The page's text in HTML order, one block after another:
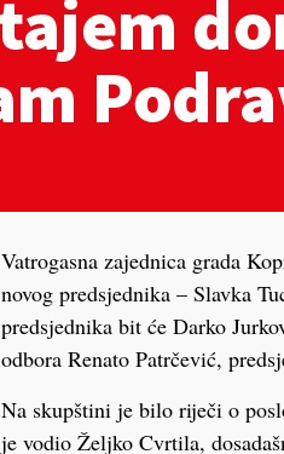
Vatrogasna zajednica grada
novog predsjednika – Slavka
predsjednika bit će Darko
odbora Renato Patrčević,
Na skupštini je bilo riječi o
je vodio Željko Cvrtila,